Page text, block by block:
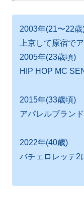
2003年(21〜22歳
上京して原宿で
2005年(23歳頃)
HIP HOP MC
2015年(33歳頃)
アパレルブラン
2022年(40歳)
バチェロレッテ2